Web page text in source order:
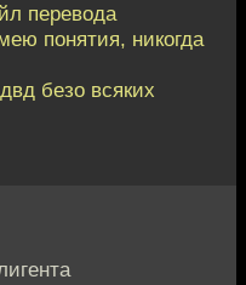
перевода
понятия, никогда
безо всяких